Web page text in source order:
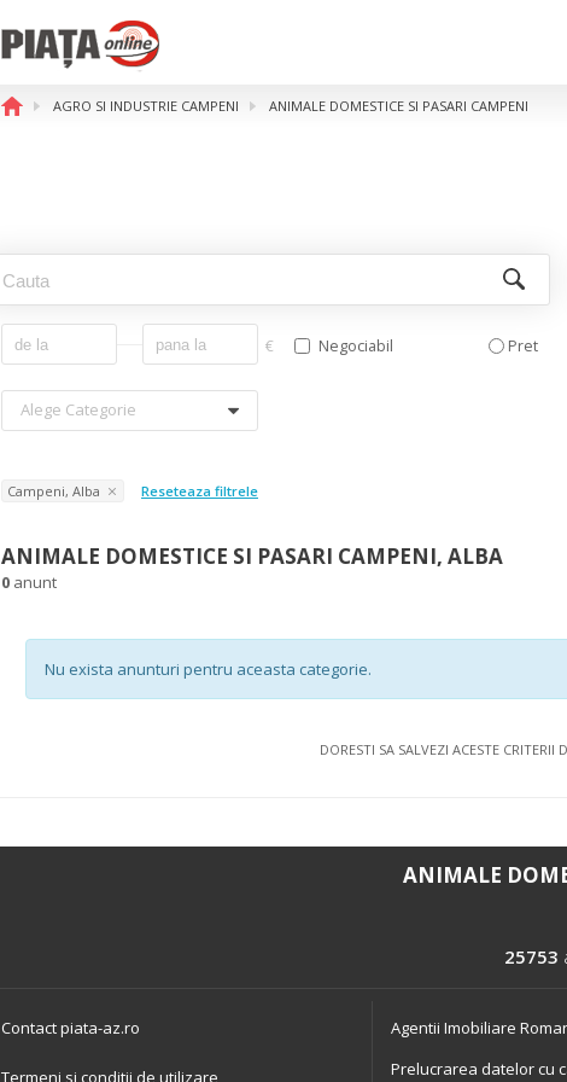
AGRO SI INDUSTRIE CAMPENI ANIMALE DOMESTICE SI PASARI CAMPENI
€ Negociabil Pret
Alege Categorie
Campeni, Alba Reseteaza filtrele
ANIMALE DOMESTICE SI PASARI CAMPENI, ALBA
0 anunt
Nu exista anunturi pentru aceasta categorie.
DORESTI SA SALVEZI ACESTE CRITERII
ANIMALE
25753
Contact piata-az.ro
Termeni si conditii de utilizare
Agentii Imobiliare
Prelucrarea datelor cu